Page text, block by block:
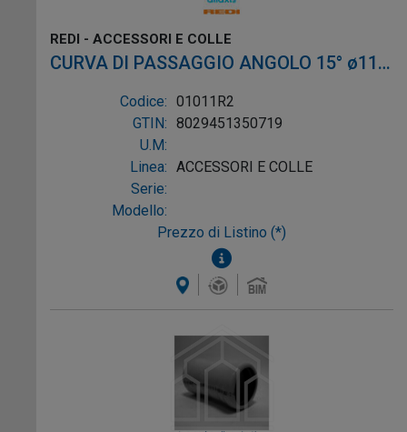
REDI - ACCESSORI E COLLE
CURVA DI PASSAGGIO ANGOLO 15° ø110
FEMMINA/ø100 MASCHIO CON O-RING
PVC GRIGIO
Codice: 01011R2
GTIN: 8029451350719
U.M:
Linea: ACCESSORI E COLLE
Serie:
Modello:
Prezzo di Listino (*)